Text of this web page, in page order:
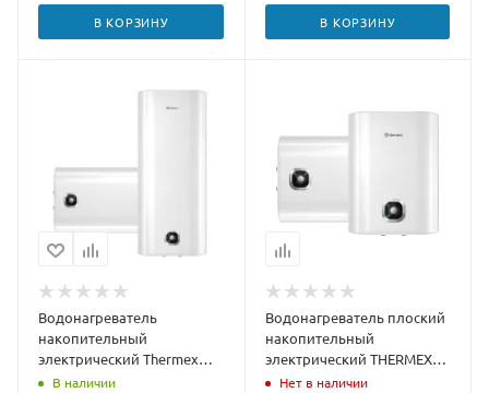
В КОРЗИНУ В КОРЗИНУ
Водонагреватель
накопительный
электрический Thermex
Dream 100
В наличии
Водонагреватель плоский
накопительный
электрический THERMEX
Dream 30
Нет в наличии